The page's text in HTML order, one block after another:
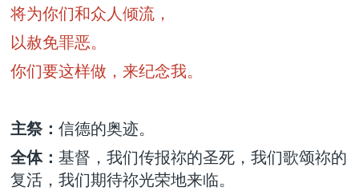
将为你们和众人倾流，
以赦免罪恶。
你们要这样做，来纪念我。
主祭： 信德的奥迹。
全体： 基督，我们传报祢的圣死，我们歌颂祢的
复活，我们期待祢光荣地来临。